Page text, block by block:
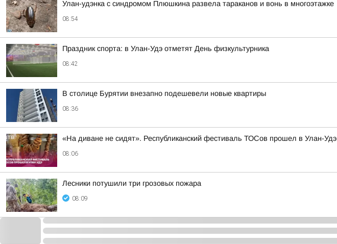
Улан-удэнка с синдромом Плюшкина развела тараканов и вонь в многоэтажке
08:54
Праздник спорта: в Улан-Удэ отметят День физкультурника
08:42
В столице Бурятии внезапно подешевели новые квартиры
08:36
«На диване не сидят». Республиканский фестиваль ТОСов прошел в Улан-Удэ
08:06
Лесники потушили три грозовых пожара
08:09